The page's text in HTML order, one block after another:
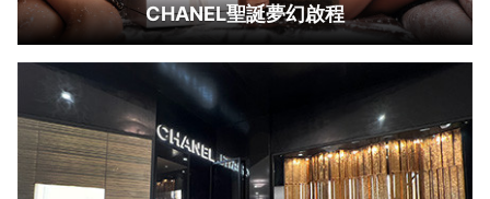
CHANEL聖誕夢幻啟程